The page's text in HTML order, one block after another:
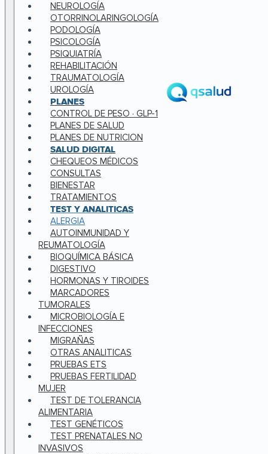
NEUROLOGÍA
OTORRINOLARINGOLOGÍA
PODOLOGÍA
PSICOLOGÍA
PSIQUIATRÍA
REHABILITACIÓN
TRAUMATOLOGÍA
UROLOGÍA
PLANES
CONTROL DE PESO · GLP-1
PLANES DE SALUD
PLANES DE NUTRICION
SALUD DIGITAL
CHEQUEOS MÉDICOS
CONSULTAS
BIENESTAR
TRATAMIENTOS
TEST Y ANALITICAS
ALERGIA
AUTOINMUNIDAD Y
REUMATOLOGÍA
BIOQUÍMICA BÁSICA
DIGESTIVO
HORMONAS Y TIROIDES
MARCADORES
TUMORALES
MICROBIOLOGÍA E
INFECCIONES
MIGRAÑAS
OTRAS ANALITICAS
PRUEBAS ETS
PRUEBAS FERTILIDAD
MUJER
TEST DE TOLERANCIA
ALIMENTARIA
TEST GENÉTICOS
TEST PRENATALES NO
INVASIVOS